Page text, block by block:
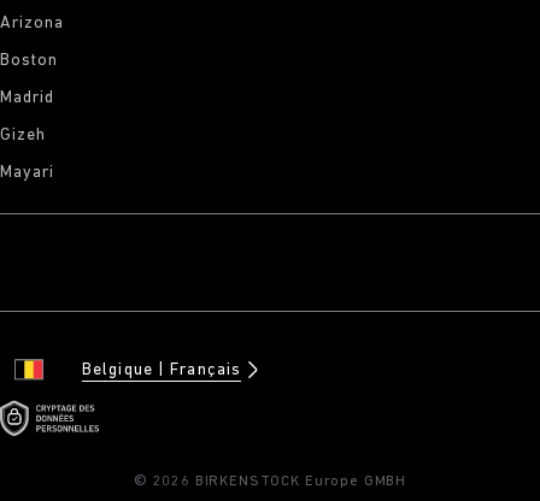
Arizona
Boston
Madrid
Gizeh
Mayari
Belgique Français
© 2026 BIRKENSTOCK Europe GMBH